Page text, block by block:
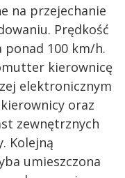
na przejechanie
Prędkość
ponad 100 km/h.
kierownicę
elektronicznym
oraz
zewnętrznych
Kolejną
umieszczona